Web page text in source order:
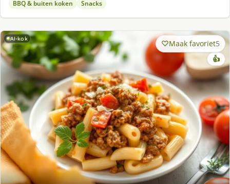
BBQ & buiten koken Snacks
AI-kok Maak favoriet5
👍